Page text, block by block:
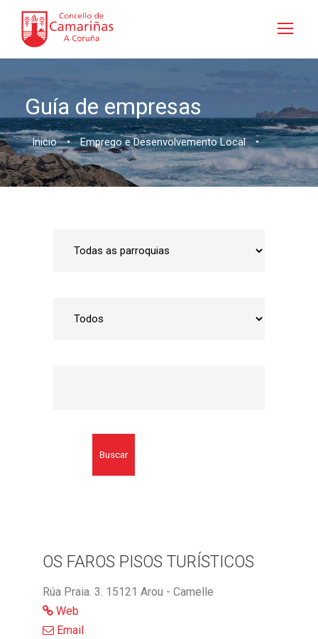
Guía de empresas
Inicio • Emprego e Desenvolvemento Local •
Buscar
OS FAROS PISOS TURÍSTICOS
Rúa Praia. 3. 15121 Arou - Camelle
Web
Email